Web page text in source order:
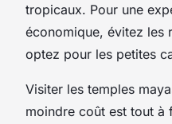
tropicaux. Pour une
économique, évitez les
optez pour les petites
Visiter les temples
moindre coût est tout à